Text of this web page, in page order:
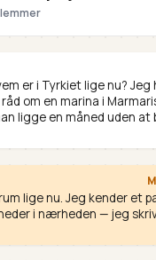
er i Tyrkiet lige nu? Jeg
om en marina i
ligge en måned uden at
lige nu. Jeg kender et
i nærheden — jeg